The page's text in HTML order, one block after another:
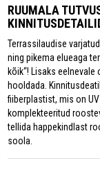
RUUMALA
Terrassilaudise
ning pikema elueaga
kõik“! Lisaks
hooldada.
fiiberplastist, mis on
komplekteeritud
tellida happekindlast
soola.